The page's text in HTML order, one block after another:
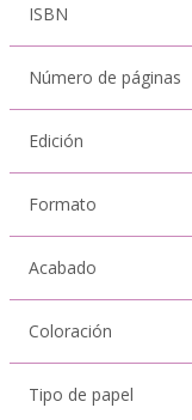
ISBN
Número de páginas
Edición
Formato
Acabado
Coloración
Tipo de papel